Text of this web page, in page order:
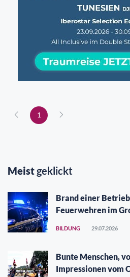
1
Meistgeklickt
Brand einer
Feuerwehren im
BILDUNG 29.07.2026
Bunte Menschen,
Impressionen vom